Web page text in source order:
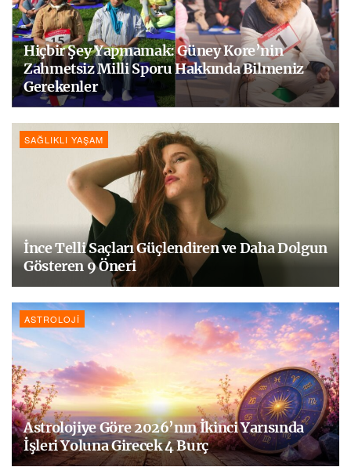
Hiçbir Şey Yapmamak: Güney Kore’nin
Zahmetsiz Milli Sporu Hakkında Bilmeniz
Gerekenler
SAĞLIKLI YAŞAM
İnce Telli Saçları Güçlendiren ve Daha Dolgun
Gösteren 9 Öneri
ASTROLOJI
Astrolojiye Göre 2026’nın İkinci Yarısında
İşleri Yoluna Girecek 4 Burç